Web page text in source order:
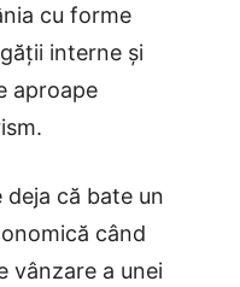
cu forme
interne și
aproape
deja că bate un
când
vânzare a unei